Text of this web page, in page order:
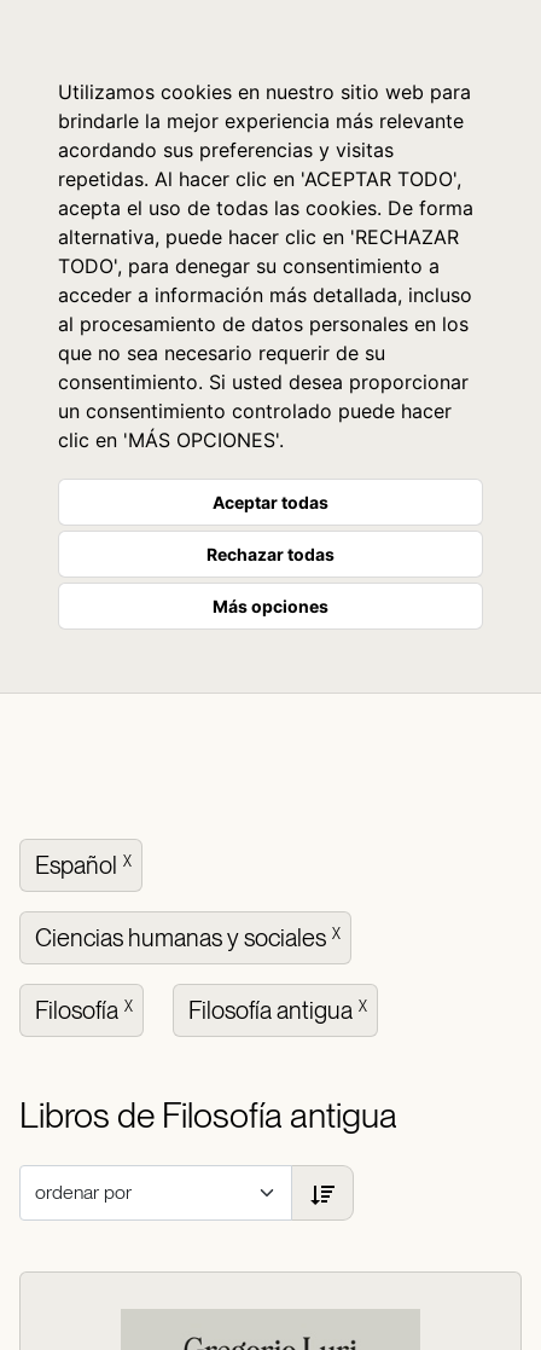
Utilizamos cookies en nuestro sitio web para
brindarle la mejor experiencia más relevante
acordando sus preferencias y visitas
repetidas. Al hacer clic en 'ACEPTAR TODO',
acepta el uso de todas las cookies. De forma
alternativa, puede hacer clic en 'RECHAZAR
TODO', para denegar su consentimiento a
acceder a información más detallada, incluso
al procesamiento de datos personales en los
que no sea necesario requerir de su
consentimiento. Si usted desea proporcionar
un consentimiento controlado puede hacer
clic en 'MÁS OPCIONES'.
Aceptar todas
Rechazar todas
Más opciones
Español X
Ciencias humanas y sociales X
Filosofía X Filosofía antigua X
Libros de Filosofía antigua